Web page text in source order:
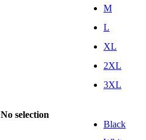
M
L
XL
2XL
3XL
No selection
Black